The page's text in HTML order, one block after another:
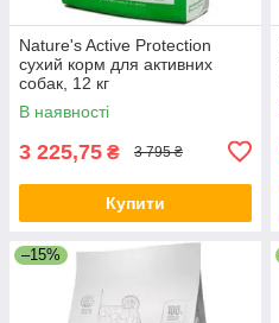
Nature's Active Protection
сухий корм для активних
собак, 12 кг
В наявності
3 225,75 ₴ 3 795 ₴
Купити
–15%